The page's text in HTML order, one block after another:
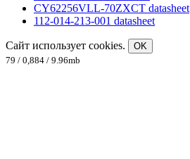
CY62256VLL-70ZXCT datasheet
112-014-213-001 datasheet
Сайт использует cookies.
OK
79 / 0,884 / 9.96mb